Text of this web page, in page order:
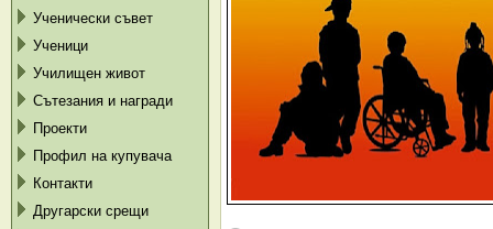
Ученически съвет
Ученици
Училищен живот
Сътезания и награди
Проекти
Профил на купувача
Контакти
Другарски срещи